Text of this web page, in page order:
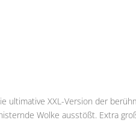
ultimative XXL-Version der
Wolke ausstößt. Extra